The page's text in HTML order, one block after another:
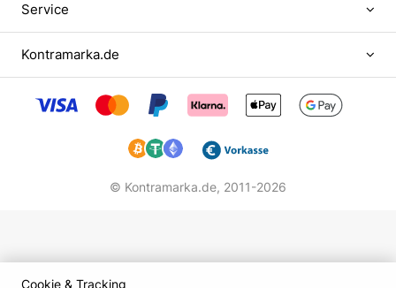
Service
Kontramarka.de
© Kontramarka.de, 2011-2026
Cookie & Tracking